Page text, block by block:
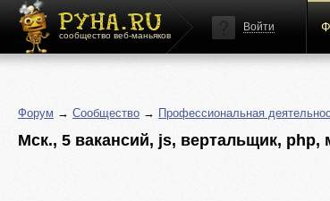
сообщество веб-маньяков
Войти
Форум → Сообщество → Профессиональная
Мск., 5 вакансий, js, вертальщик,